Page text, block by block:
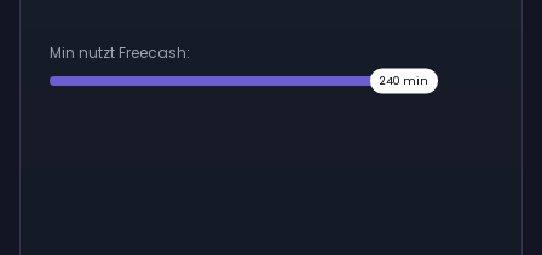
Min nutzt Freecash:
240 min